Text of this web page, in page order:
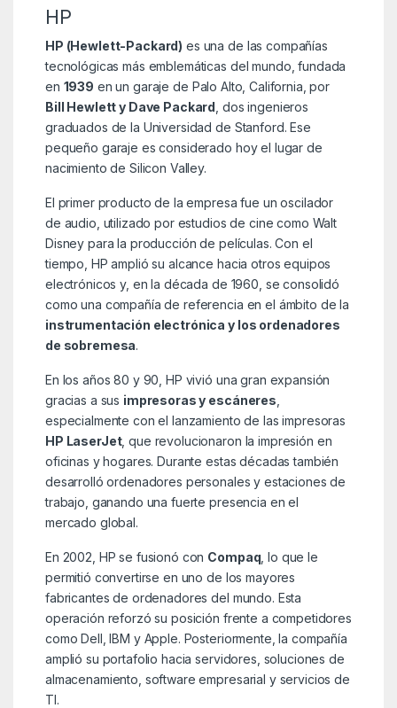
HP
HP (Hewlett-Packard) es una de las compañías
tecnológicas más emblemáticas del mundo, fundada
en 1939 en un garaje de Palo Alto, California, por
Bill Hewlett y Dave Packard , dos ingenieros
graduados de la Universidad de Stanford. Ese
pequeño garaje es considerado hoy el lugar de
nacimiento de Silicon Valley.
El primer producto de la empresa fue un oscilador
de audio, utilizado por estudios de cine como Walt
Disney para la producción de películas. Con el
tiempo, HP amplió su alcance hacia otros equipos
electrónicos y, en la década de 1960, se consolidó
como una compañía de referencia en el ámbito de la
instrumentación electrónica y los ordenadores
de sobremesa.
En los años 80 y 90, HP vivió una gran expansión
gracias a sus impresoras y escáneres
especialmente con el lanzamiento de las impresoras
HP LaserJet, que revolucionaron la impresión en
oficinas y hogares. Durante estas décadas también
desarrolló ordenadores personales y estaciones de
trabajo, ganando una fuerte presencia en el
mercado global.
En 2002, HP se fusionó con Compaq , lo que le
permitió convertirse en uno de los mayores
fabricantes de ordenadores del mundo. Esta
operación reforzó su posición frente a competidores
como Dell, IBM y Apple. Posteriormente, la compañía
amplió su portafolio hacia servidores, soluciones de
almacenamiento, software empresarial y servicios de
TI.